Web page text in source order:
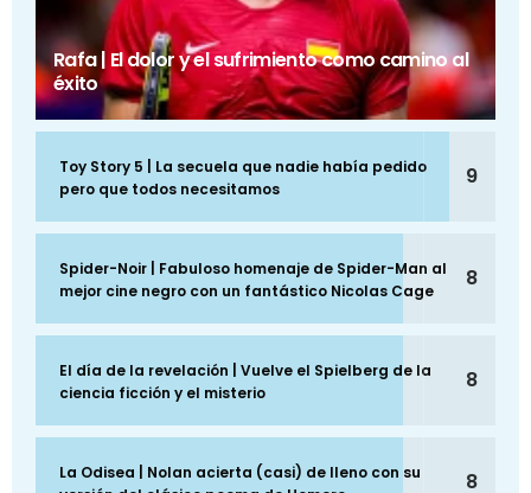
Rafa | El dolor y el sufrimiento como camino al
éxito
Toy Story 5 | La secuela que nadie había pedido
pero que todos necesitamos
9
Spider-Noir | Fabuloso homenaje de Spider-Man al
mejor cine negro con un fantástico Nicolas Cage
8
El día de la revelación | Vuelve el Spielberg de la
ciencia ficción y el misterio
8
La Odisea | Nolan acierta (casi) de lleno con su
8